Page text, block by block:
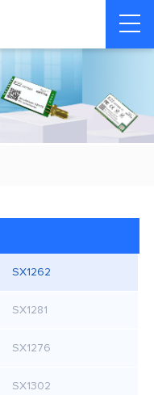
SX1262
SX1281
SX1276
SX1302